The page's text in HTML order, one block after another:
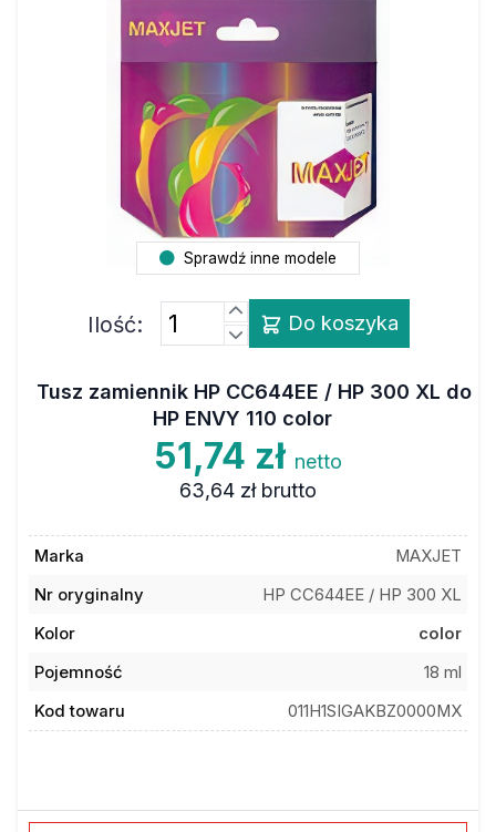
Sprawdź inne modele
Ilość: Do koszyka
Tusz zamiennik HP CC644EE / HP 300 XL do
HP ENVY 110 color
51,74 zł netto
63,64 zł brutto
Marka
MAXJET
Nr oryginalny
HP CC644EE / HP 300 XL
Kolor
color
Pojemność
18 ml
Kod towaru
011H1SIGAKBZ0000MX